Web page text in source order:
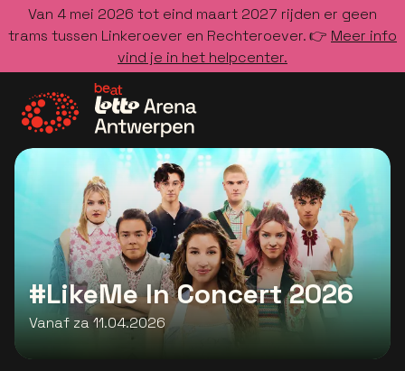
Van 4 mei 2026 tot eind maart 2027 rijden er geen
trams tussen Linkeroever en Rechteroever. 👉 Meer info
vind je in het helpcenter.
Ga naar de homepage
#LikeMe In Concert 2026
Vanaf za 11.04.2026